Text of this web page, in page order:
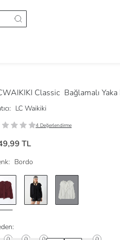
Classic Bağlamalı
LC Waikiki
4 Değerlendirme
TL
Bordo